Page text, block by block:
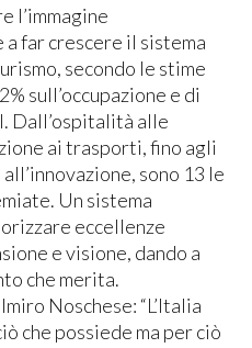
l’immagine
far crescere il sistema
secondo le stime
sull’occupazione e di
Dall’ospitalità alle
ai trasporti, fino agli
sono 13 le
Un sistema
eccellenze
e visione, dando a
che merita.
Noschese: “L’Italia
che possiede ma per ciò